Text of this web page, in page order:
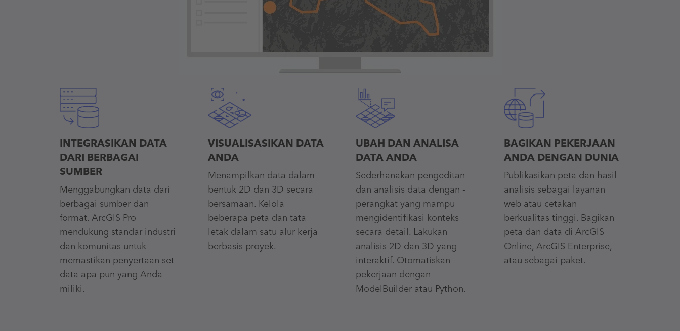
INTEGRASIKAN DATA
DARI BERBAGAI
SUMBER
Menggabungkan data dari
berbagai sumber dan
format. ArcGIS Pro
mendukung standar industri
dan komunitas untuk
memastikan penyertaan set
data apa pun yang Anda
miliki.
VISUALISASIKAN DATA
ANDA
Menampilkan data dalam
bentuk 2D dan 3D secara
bersamaan. Kelola
beberapa peta dan tata
letak dalam satu alur kerja
berbasis proyek.
UBAH DAN ANALISA
DATA ANDA
Sederhanakan pengeditan
dan analisis data dengan -
perangkat yang mampu
mengidentifikasi konteks
secara detail. Lakukan
analisis 2D dan 3D yang
interaktif. Otomatiskan
pekerjaan dengan
ModelBuilder atau Python.
BAGIKAN PEKERJAAN
ANDA DENGAN DUNIA
Publikasikan peta dan hasil
analisis sebagai layanan
web atau cetakan
berkualitas tinggi. Bagikan
peta dan data di ArcGIS
Online, ArcGIS Enterprise,
atau sebagai paket.